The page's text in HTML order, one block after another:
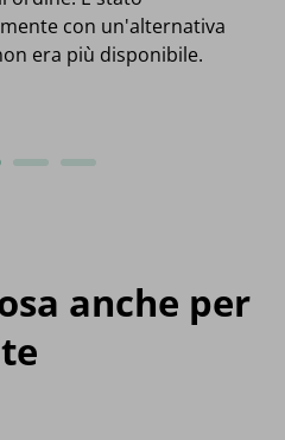
con un'alternativa
era più disponibile.
anche per
te